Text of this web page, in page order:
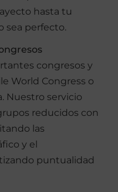
hasta tu
sea perfecto.
congresos y
World Congress o
Nuestro servicio
reducidos con
las
y el
puntualidad